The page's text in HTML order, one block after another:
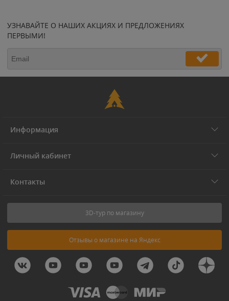
УЗНАВАЙТЕ О НАШИХ АКЦИЯХ И ПРЕДЛОЖЕНИЯХ
ПЕРВЫМИ!
Информация
Личный кабинет
Контакты
3D-тур по магазину
Отзывы о магазине на Яндекс